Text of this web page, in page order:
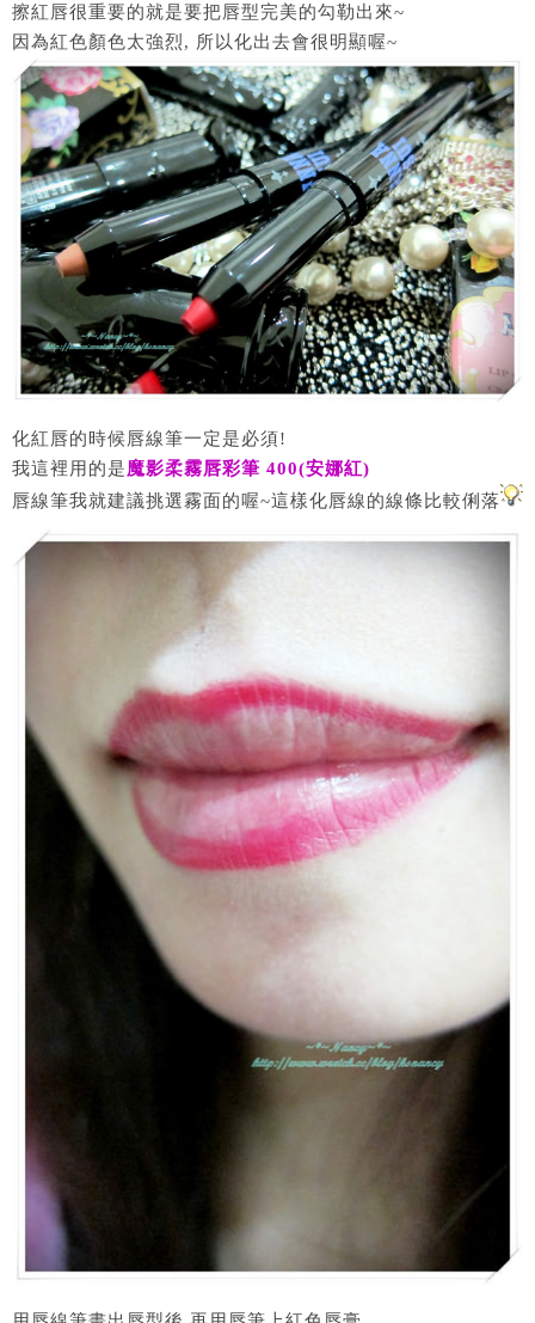
擦紅唇很重要的就是要把唇型完美的勾勒出來~
因為紅色顏色太強烈, 所以化出去會很明顯喔~
化紅唇的時候唇線筆一定是必須!
我這裡用的是魔影柔霧唇彩筆 400(安娜紅)
唇線筆我就建議挑選霧面的喔~這樣化唇線的線條比較俐落